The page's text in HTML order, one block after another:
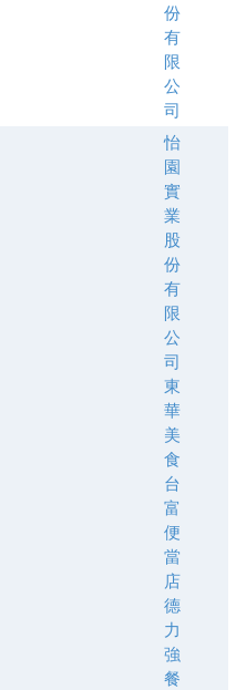
份
有
限
公
司
怡
園
實
業
股
份
有
限
公
司
東
華
美
食
台
富
便
當
店
德
力
強
餐